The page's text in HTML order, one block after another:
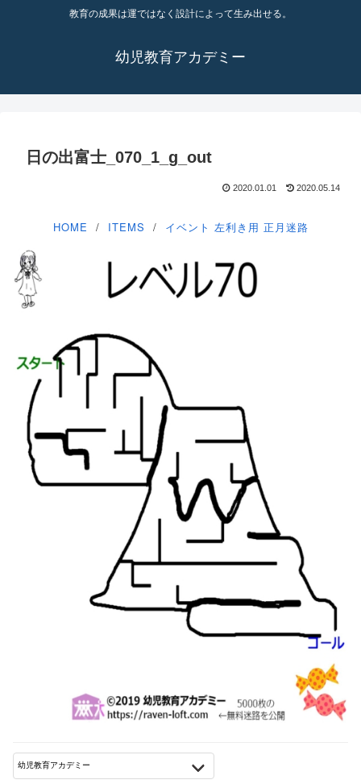
教育の成果は運ではなく設計によって生み出せる。
幼児教育アカデミー
日の出富士_070_1_g_out
2020.01.01 2020.05.14
HOME ITEMS イベント 左利き用 正月迷路